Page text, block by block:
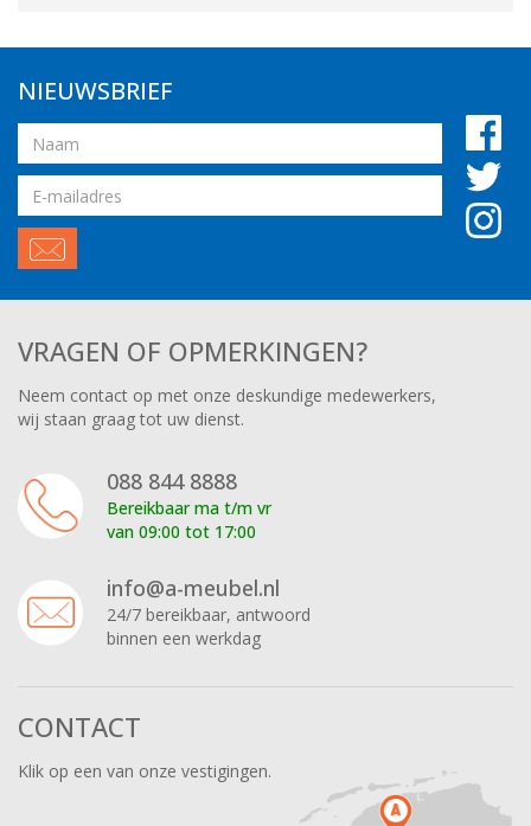
NIEUWSBRIEF
Naam
Email
adres
VRAGEN OF OPMERKINGEN?
Neem contact op met onze deskundige medewerkers,
wij staan graag tot uw dienst.
088 844 8888
Bereikbaar ma t/m vr
van 09:00 tot 17:00
info@a-meubel.nl
24/7 bereikbaar, antwoord
binnen een werkdag
CONTACT
Klik op een van onze vestigingen.